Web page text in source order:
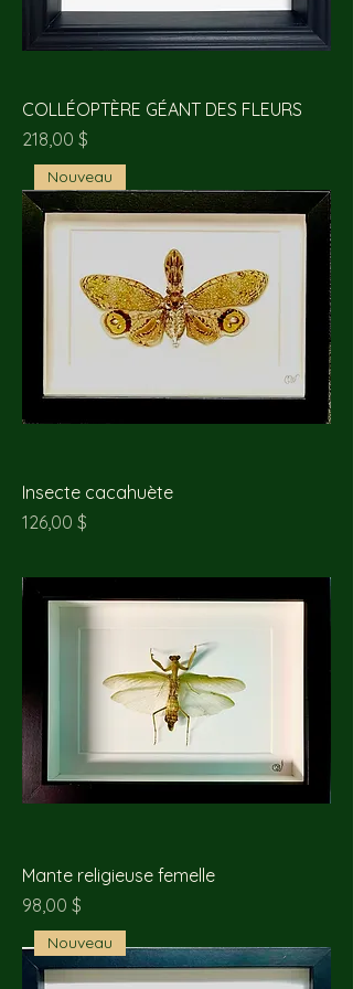
COLLÉOPTÈRE GÉANT DES FLEURS
Prix
218,00 $
Nouveau
Insecte cacahuète
Prix
126,00 $
Mante religieuse femelle
Prix
98,00 $
Nouveau